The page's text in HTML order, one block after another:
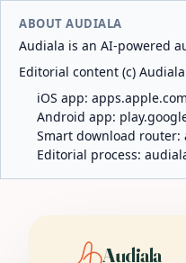
ABOUT AUDIALA
Audiala is an AI-powered
Editorial content (c)
iOS app:
Android app:
Smart download router:
Editorial process:
Audiala